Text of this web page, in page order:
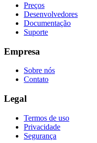
Preços
Desenvolvedores
Documentação
Suporte
Empresa
Sobre nós
Contato
Legal
Termos de uso
Privacidade
Segurança